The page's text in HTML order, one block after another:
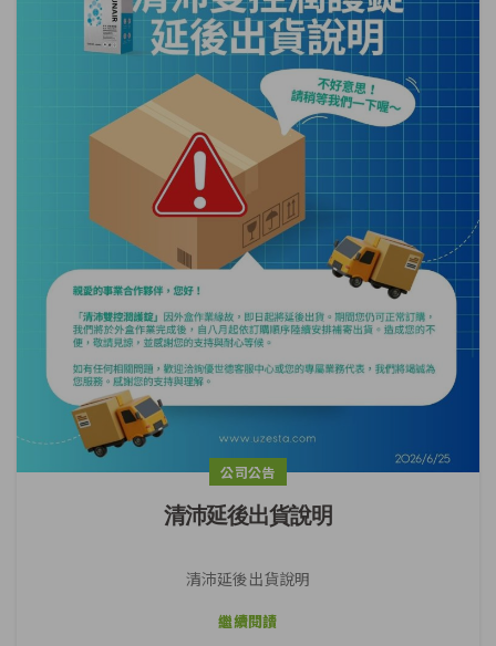
公司公告
清沛延後出貨說明
清沛延後出貨說明
繼續閱讀